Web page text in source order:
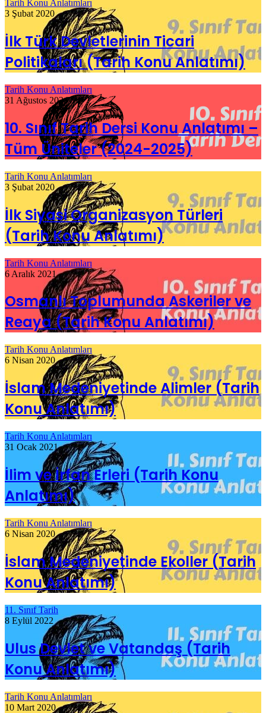
Tarih Konu Anlatımları
3 Şubat 2020
İlk Türk Devletlerinin Ticari
Politikaları (Tarih Konu Anlatımı)
Tarih Konu Anlatımları
31 Ağustos 2024
10. Sınıf Tarih Dersi Konu Anlatımı –
Tüm Üniteler (2024-2025)
Tarih Konu Anlatımları
3 Şubat 2020
İlk Siyasi Organizasyon Türleri
(Tarih Konu Anlatımı)
Tarih Konu Anlatımları
6 Aralık 2021
Osmanlı Toplumunda Askeriler ve
Reaya (Tarih Konu Anlatımı)
Tarih Konu Anlatımları
6 Nisan 2020
İslam Medeniyetinde Alimler (Tarih
Konu Anlatımı)
Tarih Konu Anlatımları
31 Ocak 2021
İlim ve İrfan Erleri (Tarih Konu
Anlatımı)
Tarih Konu Anlatımları
6 Nisan 2020
İslam Medeniyetinde Ekoller (Tarih
Konu Anlatımı)
11. Sınıf Tarih
8 Eylül 2022
Ulus Devlet ve Vatandaş (Tarih
Konu Anlatımı)
Tarih Konu Anlatımları
10 Mart 2020